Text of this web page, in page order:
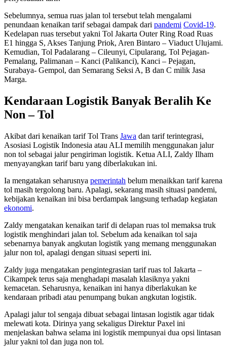
Sebelumnya, semua ruas jalan tol tersebut telah mengalami
penundaan kenaikan tarif sebagai dampak dari pandemi Covid-19.
Kedelapan ruas tersebut yakni Tol Jakarta Outer Ring Road Ruas
E1 hingga S, Akses Tanjung Priok, Aren Bintaro – Viaduct Ulujami.
Kemudian, Tol Padalarang – Cileunyi, Cipularang, Tol Pejagan-
Pemalang, Palimanan – Kanci (Palikanci), Kanci – Pejagan,
Surabaya- Gempol, dan Semarang Seksi A, B dan C milik Jasa
Marga.
Kendaraan Logistik Banyak Beralih Ke
Non – Tol
Akibat dari kenaikan tarif Tol Trans Jawa dan tarif terintegrasi,
Asosiasi Logistik Indonesia atau ALI memilih menggunakan jalur
non tol sebagai jalur pengiriman logistik. Ketua ALI, Zaldy Ilham
menyayangkan tarif baru yang diberlakukan ini.
Ia mengatakan seharusnya pemerintah belum menaikkan tarif karena
tol masih tergolong baru. Apalagi, sekarang masih situasi pandemi,
kebijakan kenaikan ini bisa berdampak langsung terhadap kegiatan
ekonomi.
Zaldy mengatakan kenaikan tarif di delapan ruas tol memaksa truk
logistik menghindari jalan tol. Sebelum ada kenaikan tol saja
sebenarnya banyak angkutan logistik yang memang menggunakan
jalur non tol, apalagi dengan situasi seperti ini.
Zaldy juga mengatakan pengintegrasian tarif ruas tol Jakarta –
Cikampek terus saja menghadapi masalah klasiknya yakni
kemacetan. Seharusnya, kenaikan ini hanya diberlakukan ke
kendaraan pribadi atau penumpang bukan angkutan logistik.
Apalagi jalur tol sengaja dibuat sebagai lintasan logistik agar tidak
melewati kota. Dirinya yang sekaligus Direktur Paxel ini
menjelaskan bahwa selama ini logistik mempunyai dua opsi lintasan
jalur yakni tol dan juga non tol.